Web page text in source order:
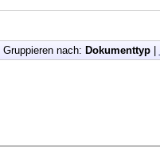
Gruppieren nach: Dokumenttyp|